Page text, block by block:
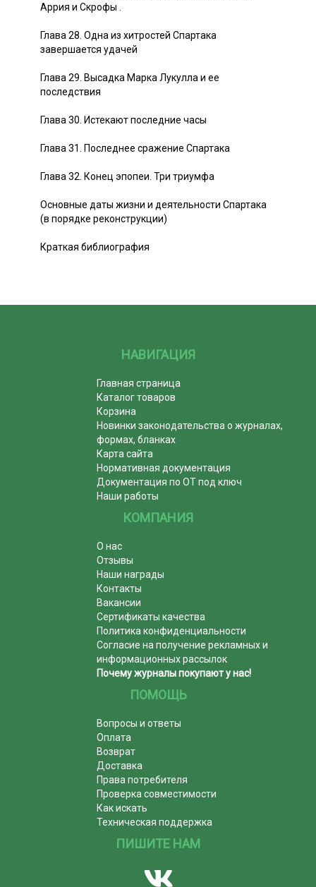
Аррия и Скрофы .
Глава 28. Одна из хитростей Спартака
завершается удачей
Глава 29. Высадка Марка Лукулла и ее
последствия
Глава 30. Истекают последние часы
Глава 31. Последнее сражение Спартака
Глава 32. Конец эпопеи. Три триумфа
Основные даты жизни и деятельности Спартака
(в порядке реконструкции)
Краткая библиография
НАВИГАЦИЯ
Главная страница
Каталог товаров
Корзина
Новинки законодательства о журналах,
формах, бланках
Карта сайта
Нормативная документация
Документация по ОТ под ключ
Наши работы
КОМПАНИЯ
О нас
Отзывы
Наши награды
Контакты
Вакансии
Сертификаты качества
Политика конфиденциальности
Согласие на получение рекламных и
информационных рассылок
Почему журналы покупают у нас!
ПОМОЩЬ
Вопросы и ответы
Оплата
Возврат
Доставка
Права потребителя
Проверка совместимости
Как искать
Техническая поддержка
ПИШИТЕ НАМ